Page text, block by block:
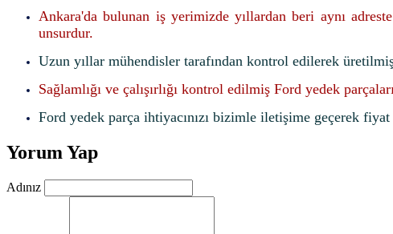
Ankara'da bulunan iş yerimizde yıllardan beri aynı
unsurdur.
Uzun yıllar mühendisler tarafından kontrol edilerek
Sağlamlığı ve çalışırlığı kontrol edilmiş Ford yedek
Ford yedek parça ihtiyacınızı bizimle iletişime geçerek
Yorum Yap
Adınız